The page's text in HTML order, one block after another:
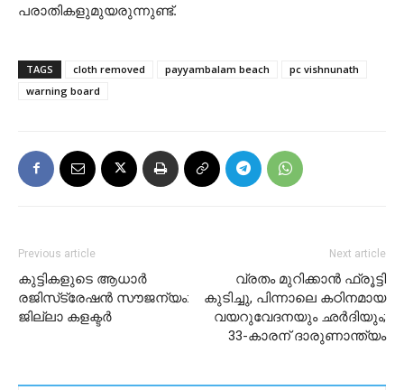
പരാതികളുമുയരുന്നുണ്ട്.
TAGS cloth removed payyambalam beach
pc vishnunath
warning board
Previous article
കുട്ടികളുടെ ആധാര്‍
രജിസ്‌ട്രേഷന്‍ സൗജന്യം:
ജില്ലാ കളക്ടര്‍
Next article
വ്രതം മുറിക്കാൻ ഫ്രൂട്ടി
കുടിച്ചു, പിന്നാലെ കഠിനമായ
വയറുവേദനയും ഛർദിയും;
33-കാരന് ദാരുണാന്ത്യം